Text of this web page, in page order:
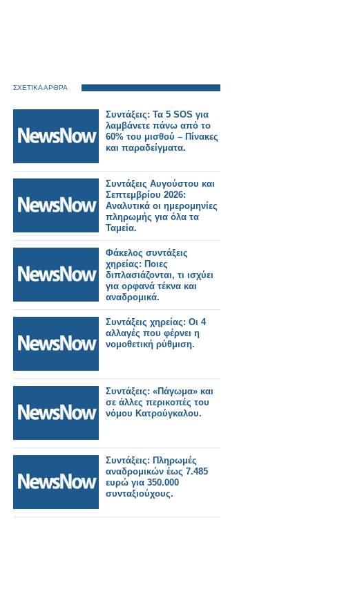
ΣΧΕΤΙΚΑ ΑΡΘΡΑ
Συντάξεις: Τα 5 SOS για
λαμβάνετε πάνω από το
60% του μισθού – Πίνακες
και παραδείγματα.
Συντάξεις Αυγούστου και
Σεπτεμβρίου 2026:
Αναλυτικά οι ημερομηνίες
πληρωμής για όλα τα
Ταμεία.
Φάκελος συντάξεις
χηρείας: Ποιες
διπλασιάζονται, τι ισχύει
για ορφανά τέκνα και
αναδρομικά.
Συντάξεις χηρείας: Οι 4
αλλαγές που φέρνει η
νομοθετική ρύθμιση.
Συντάξεις: «Πάγωμα» και
σε άλλες περικοπές του
νόμου Κατρούγκαλου.
Συντάξεις: Πληρωμές
αναδρομικών έως 7.485
ευρώ για 350.000
συνταξιούχους.